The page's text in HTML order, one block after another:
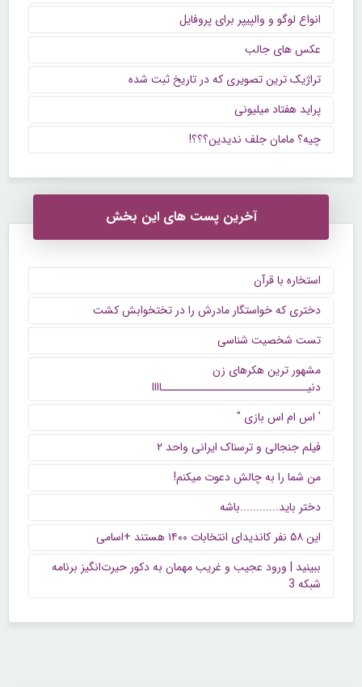
انواع لوگو و والپیپر برای پروفایل
عکس های جالب
تراژیک ترین تصویری که در تاریخ ثبت شده
پراید هفتاد میلیونی
چیه؟ مامان جلف ندیدین؟؟؟!
آخرین پست های این بخش
استخاره با قرآن
دختری که خواستگار مادرش را در تختخوابش کشت
تست شخصیت شناسی
مشهور ترین هکرهای زن
دنیــــــــــــــــــــــــــــــاااا
' اس ام اس بازی "
فیلم جنجالی و ترسناک ایرانی واحد ۲
من شما را به چالش دعوت میکنم!
دختر باید............باشه
این ۵۸ نفر کاندیدای انتخابات ۱۴۰۰ هستند +اسامی
ببینید | ورود عجیب و غریب مهمان به دکور حیرت‌انگیز برنامه
شبکه 3